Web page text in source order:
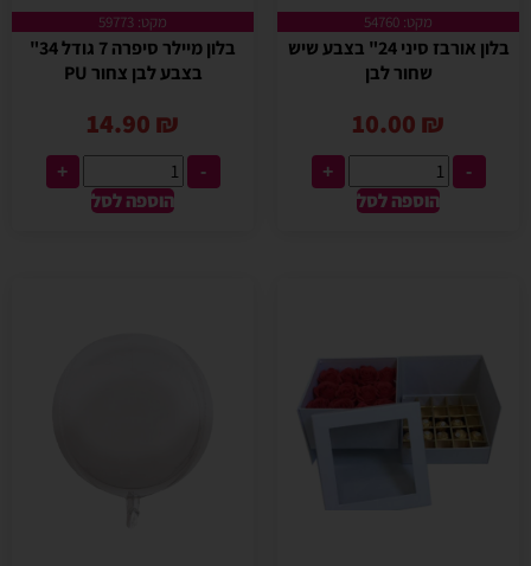
מקט: 54760
בלון אורבז סיני 24" בצבע שיש
שחור לבן
10.00 ₪
-
+
הוספה לסל
מקט: 59773
בלון מיילר סיפרה 7 גודל 34"
בצבע לבן צחור PU
14.90 ₪
-
+
הוספה לסל